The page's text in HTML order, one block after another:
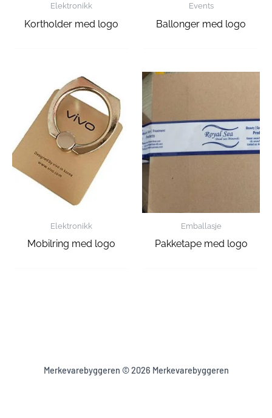
Elektronikk
Kortholder med logo
Events
Ballonger med logo
Elektronikk
Mobilring med logo
Emballasje
Pakketape med logo
Merkevarebyggeren © 2026 Merkevarebyggeren